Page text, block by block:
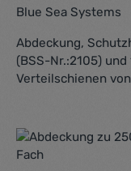
Blue Sea Systems
Abdeckung,
(BSS-Nr.:2105)
Verteilschienen
Bildergalerie